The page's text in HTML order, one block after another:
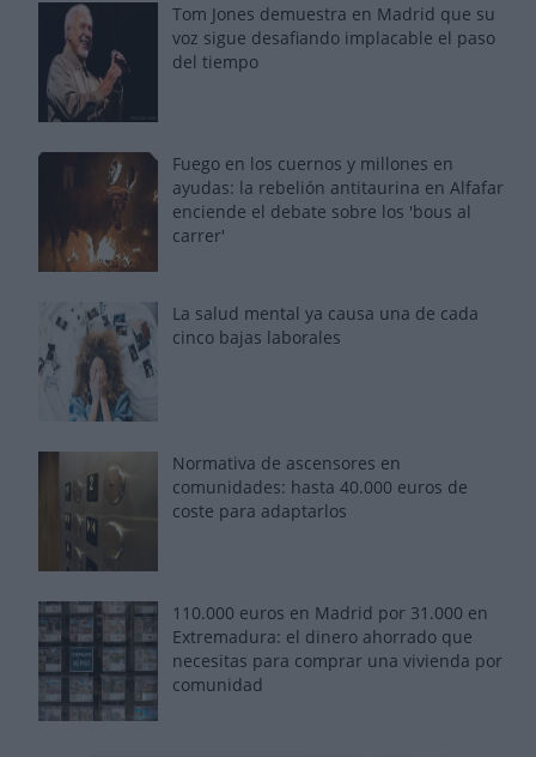
Tom Jones demuestra en Madrid que su
voz sigue desafiando implacable el paso
del tiempo
Fuego en los cuernos y millones en
ayudas: la rebelión antitaurina en Alfafar
enciende el debate sobre los 'bous al
carrer'
La salud mental ya causa una de cada
cinco bajas laborales
Normativa de ascensores en
comunidades: hasta 40.000 euros de
coste para adaptarlos
110.000 euros en Madrid por 31.000 en
Extremadura: el dinero ahorrado que
necesitas para comprar una vivienda por
comunidad